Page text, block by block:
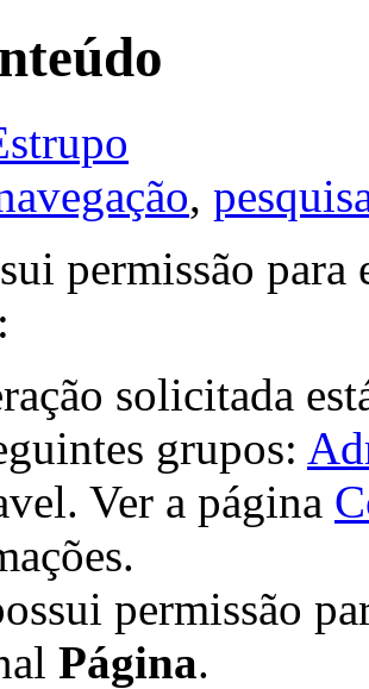
,
permissão para
solicitada
grupos:
Ver a página
permissão
Página.